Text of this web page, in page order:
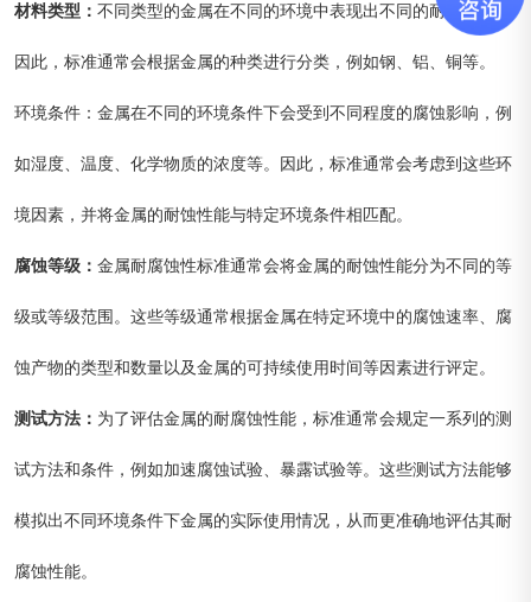
材料类型： 不同类型的金属在不同的环境中表现出不同的耐蚀性能。
因此，标准通常会根据金属的种类进行分类，例如钢、铝、铜等。
环境条件：金属在不同的环境条件下会受到不同程度的腐蚀影响，例
如湿度、温度、化学物质的浓度等。因此，标准通常会考虑到这些环
境因素，并将金属的耐蚀性能与特定环境条件相匹配。
腐蚀等级： 金属耐腐蚀性标准通常会将金属的耐蚀性能分为不同的等
级或等级范围。这些等级通常根据金属在特定环境中的腐蚀速率、腐
蚀产物的类型和数量以及金属的可持续使用时间等因素进行评定。
测试方法： 为了评估金属的耐腐蚀性能，标准通常会规定一系列的测
试方法和条件，例如加速腐蚀试验、暴露试验等。这些测试方法能够
模拟出不同环境条件下金属的实际使用情况，从而更准确地评估其耐
腐蚀性能。